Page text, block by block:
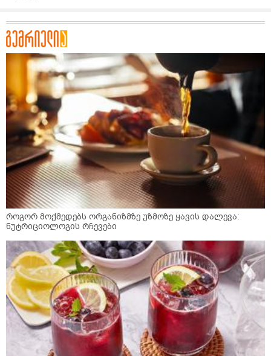
როგორ მოქმედებს ორგანიზმზე უზმოზე ყავის დალევა:
ნუტრიციოლოგის რჩევები